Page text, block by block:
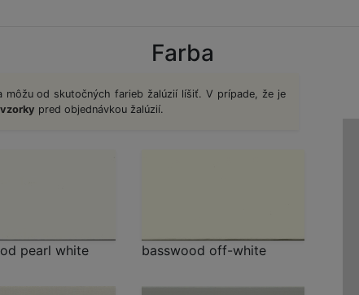
Farba
od skutočných farieb žalúzií líšiť. V prípade, že je
vzorky pred objednávkou žalúzií.
pearl white basswood off-white